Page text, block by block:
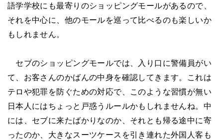
語学学校にも最寄りのショッピングモールがあるので、
それを中心に、他のモールを巡って比べるのも楽しいか
もしれません。
セブのショッピングモールでは、入り口に警備員がい
て、お客さんのかばんの中身を確認してきます。これは
テロや犯罪を防ぐための対応で、このような習慣が無い
日本人にはちょっと戸惑うルールかもしれませんね。中
には、セブに来たばかりなのか、それとも帰る途中に寄
ったのか、大きなスーツケースを引き連れた外国人客も